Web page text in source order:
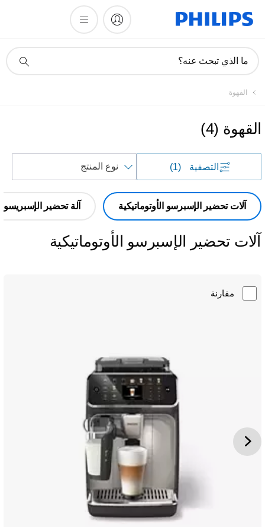
دعم
ما الذي تبحث عنه؟
القهوة
القهوة (
4
)
التصفية
حسب
آلات تحضير الإسبرسو الأوتوماتيكية آلة تحضير الإسبريسو
آلات تحضير الإسبرسو الأوتوماتيكية
مقارنة